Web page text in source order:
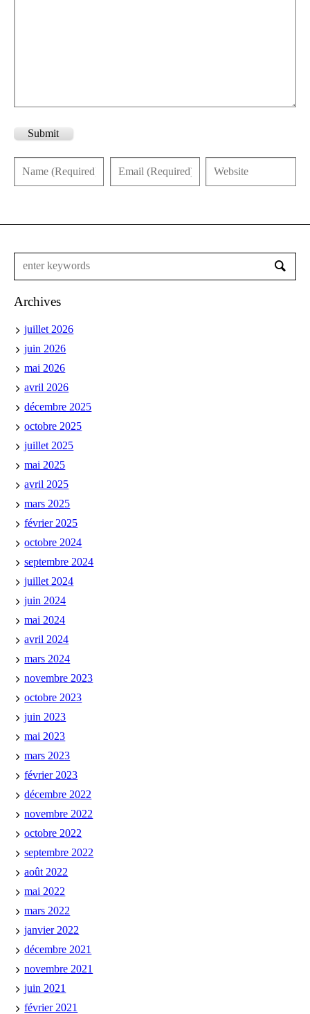
Submit
Archives
juillet 2026
juin 2026
mai 2026
avril 2026
décembre 2025
octobre 2025
juillet 2025
mai 2025
avril 2025
mars 2025
février 2025
octobre 2024
septembre 2024
juillet 2024
juin 2024
mai 2024
avril 2024
mars 2024
novembre 2023
octobre 2023
juin 2023
mai 2023
mars 2023
février 2023
décembre 2022
novembre 2022
octobre 2022
septembre 2022
août 2022
mai 2022
mars 2022
janvier 2022
décembre 2021
novembre 2021
juin 2021
février 2021